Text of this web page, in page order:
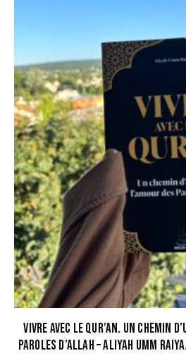
VIVRE AVEC LE QUR’AN. UN CHEMIN
PAROLES D’ALLAH – ALIYAH UMM